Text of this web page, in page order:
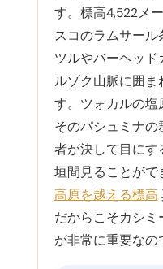
す。標高4,522メ
スコのラムサール
ツルやバーヘッド
ルゾク山脈に囲ま
す。ツォカルの塩
そのパシュミナ
者が決して目にす
垣間見ることがで
高原を越える標高
だからこそカシ
が非常に重要なの